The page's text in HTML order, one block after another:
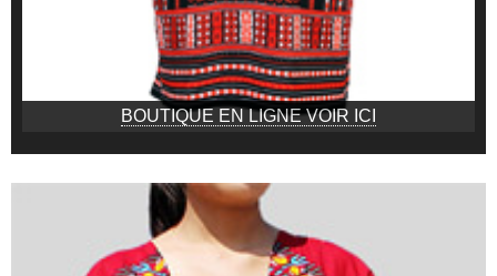
BOUTIQUE EN LIGNE VOIR ICI